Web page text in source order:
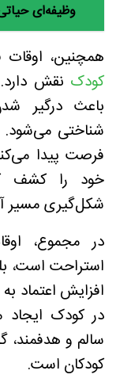
وظیفه‌ای
همچنین،
کودک نقش دارد.
باعث درگیر
شناختی می‌شود.
فرصت پیدا
خود را کشف
شکل‌گیری مسیر
در مجموع،
استراحت است،
افزایش اعتماد
در کودک ایجاد
سالم و هدفمند،
کودکان است.